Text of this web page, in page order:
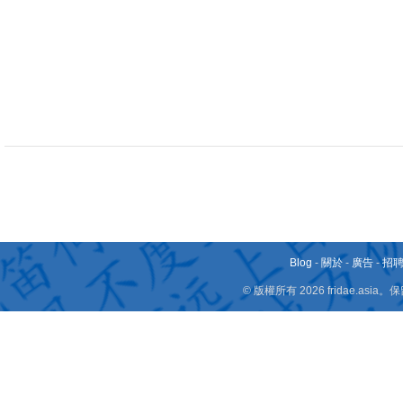
Blog - 關於 - 廣告 -招
© 版權所有 2026 fridae.asia。